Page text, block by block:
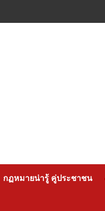
กฏหมายน่ารู้ คู่ประชาชน